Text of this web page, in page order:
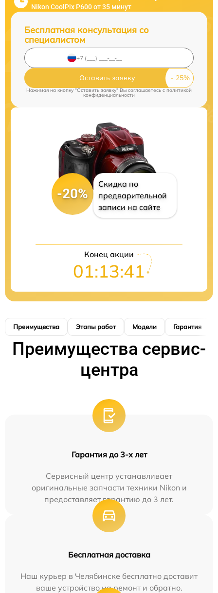
Nikon CoolPix P600 от 35 минут
Бесплатная консультация со
специалистом
Оставить заявку
Нажимая на кнопку "Оставить заявку" Вы соглашаетесь cполитикой
конфиденциальности
-20%
Скидка по
предварительной
записи на сайте
Конец акции
01:13:40
Преимущества Этапы работ Модели Гарантия
Преимущества сервис-
центра
Гарантия до 3-х лет
Сервисный центр устанавливает
оригинальные запчасти техники Nikon и
предоставляет гарантию до 3 лет.
Бесплатная доставка
Наш курьер в Челябинске бесплатно доставит
ваше устройство на ремонт и обратно.